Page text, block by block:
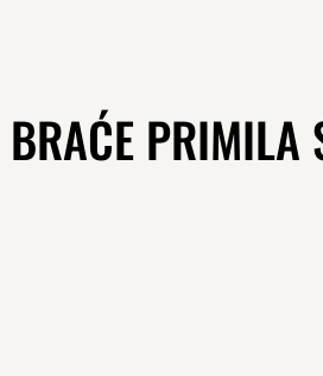
PRIMILA